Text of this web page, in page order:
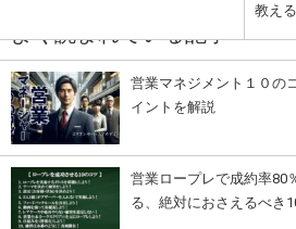
教え
よく読まれている記事
営業マネジメント１０の
イントを解説
営業ロープレで成約率80
る、絶対におさえるべき10